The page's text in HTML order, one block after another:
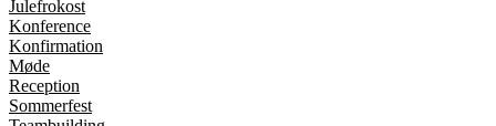
Julefrokost
Konference
Konfirmation
Møde
Reception
Sommerfest